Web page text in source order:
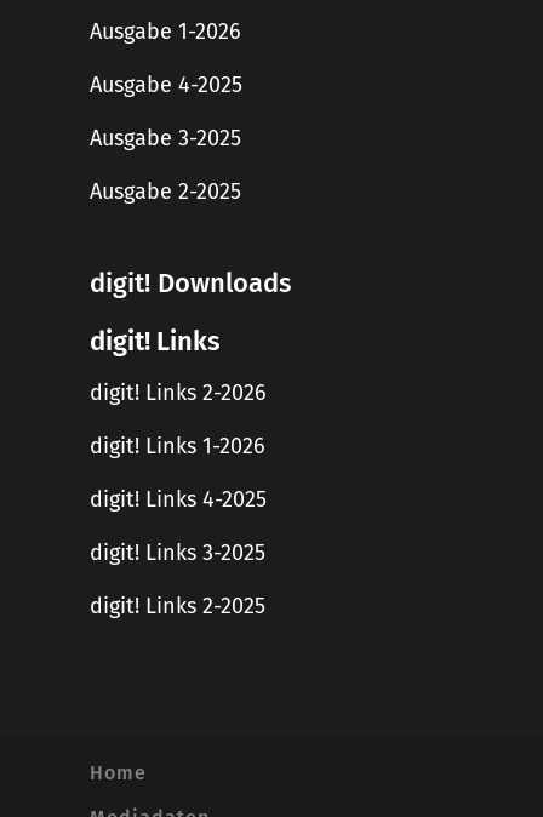
Ausgabe 1-2026
Ausgabe 4-2025
Ausgabe 3-2025
Ausgabe 2-2025
digit! Downloads
digit! Links
digit! Links 2-2026
digit! Links 1-2026
digit! Links 4-2025
digit! Links 3-2025
digit! Links 2-2025
Home